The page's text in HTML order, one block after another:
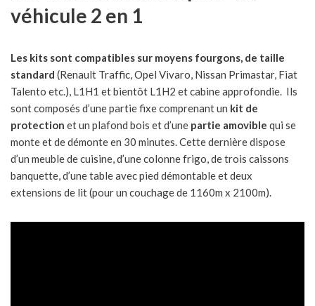
véhicule 2 en 1
Les kits sont compatibles sur moyens fourgons, de taille
standard (Renault Traffic, Opel Vivaro, Nissan Primastar, Fiat
Talento etc.), L1H1 et bientôt L1H2 et cabine approfondie. Ils
sont composés d’une partie fixe comprenant un kit de
protection et un plafond bois et d’une partie amovible qui se
monte et de démonte en 30 minutes. Cette dernière dispose
d’un meuble de cuisine, d’une colonne frigo, de trois caissons
banquette, d’une table avec pied démontable et deux
extensions de lit (pour un couchage de 1160m x 2100m).